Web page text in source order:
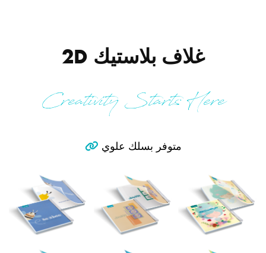
غلاف بلاستيك 2D
Creativity Starts Here
متوفر بسلك علوي